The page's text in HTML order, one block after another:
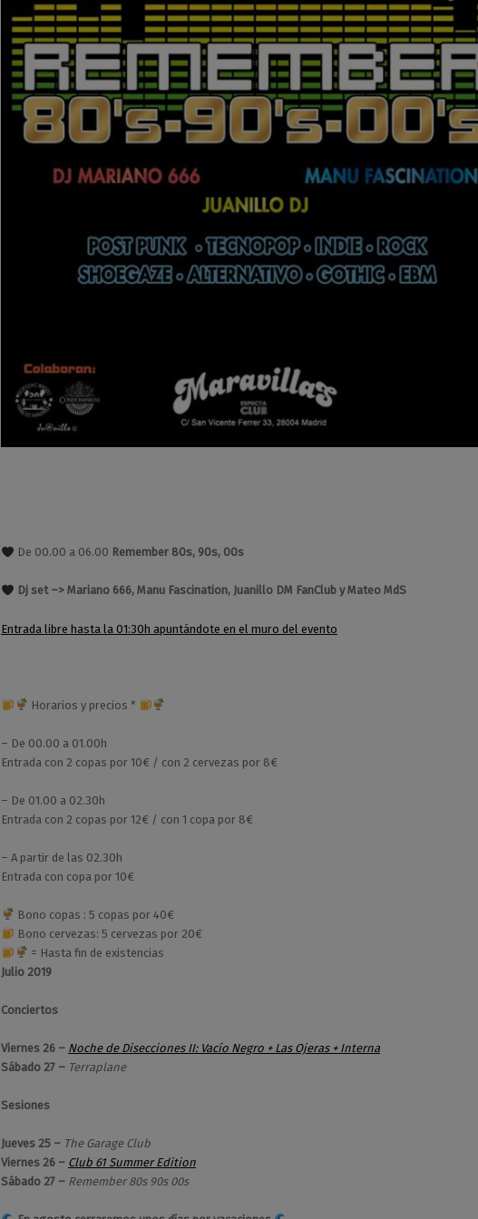
De 00.00 a 06.00 Remember 80s, 90s, 00s
Dj set –> Mariano 666, Manu Fascination, Juanillo DM FanClub y Mateo MdS
Entrada libre hasta la 01:30h apuntándote en el muro del evento
Horarios y precios *
– De 00.00 a 01.00h
Entrada con 2 copas por 10€ / con 2 cervezas por 8€
– De 01.00 a 02.30h
Entrada con 2 copas por 12€ / con 1 copa por 8€
– A partir de las 02.30h
Entrada con copa por 10€
Bono copas : 5 copas por 40€
Bono cervezas: 5 cervezas por 20€
= Hasta fin de existencias
Julio 2019
Conciertos
Viernes 26 – Noche de Disecciones II: Vacío Negro + Las Ojeras + Interna
Sábado 27 – Terraplane
Sesiones
Jueves 25 – The Garage Club
Viernes 26 – Club 61 Summer Edition
Sábado 27 – Remember 80s 90s 00s